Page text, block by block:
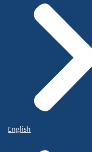
English